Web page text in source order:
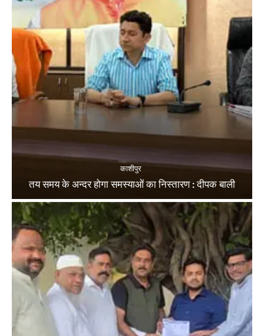
काशीपुर
तय समय के अन्दर होगा समस्याओं का निस्तारण : दीपक बाली